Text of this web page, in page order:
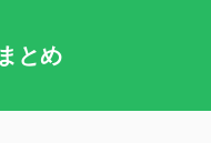
とめ